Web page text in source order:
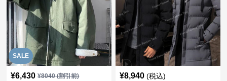
SALE
¥6,430 ¥8040(割引前) ¥8,940 (税込)